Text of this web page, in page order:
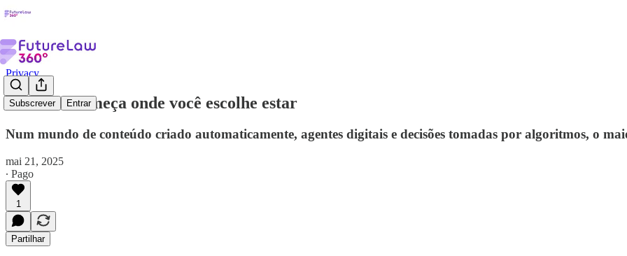
Subscrever Entrar
Privacy
O futuro começa onde você escolhe estar
Num mundo de conteúdo criado automaticamente, agentes digitais e decisões tomadas por algoritmos, o
mai 21, 2025
∙ Pago
1
Partilhar